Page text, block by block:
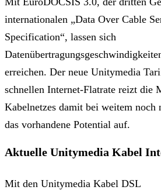
internationalen „Data Over Cable
Specification“, lassen sich
erreichen. Der neue Unitymedia
schnellen Internet-Flatrate reizt die
Kabelnetzes damit bei weitem noch
das vorhandene Potential auf.
Aktuelle Unitymedia Kabel
Mit den Unitymedia Kabel DSL